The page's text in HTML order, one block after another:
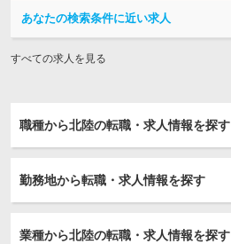
あなたの検索条件に近い求人
すべての求人を見る
職種から北陸の転職・求人情報を探す
勤務地から転職・求人情報を探す
業種から北陸の転職・求人情報を探す